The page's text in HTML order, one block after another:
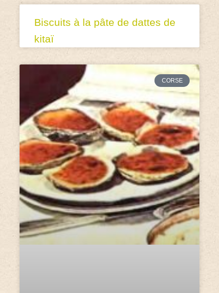
Biscuits à la pâte de dattes de
kitaï
CORSE